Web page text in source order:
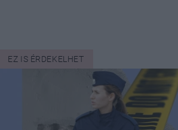
EZ IS ÉRDEKELHET